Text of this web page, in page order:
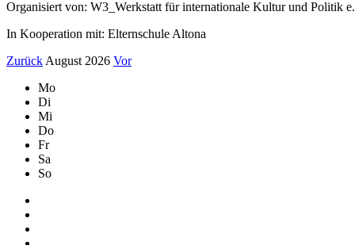
Organisiert von: W3_Werkstatt für internationale Kultur und Politik
In Kooperation mit: Elternschule Altona
Zurück August 2026 Vor
Mo
Di
Mi
Do
Fr
Sa
So